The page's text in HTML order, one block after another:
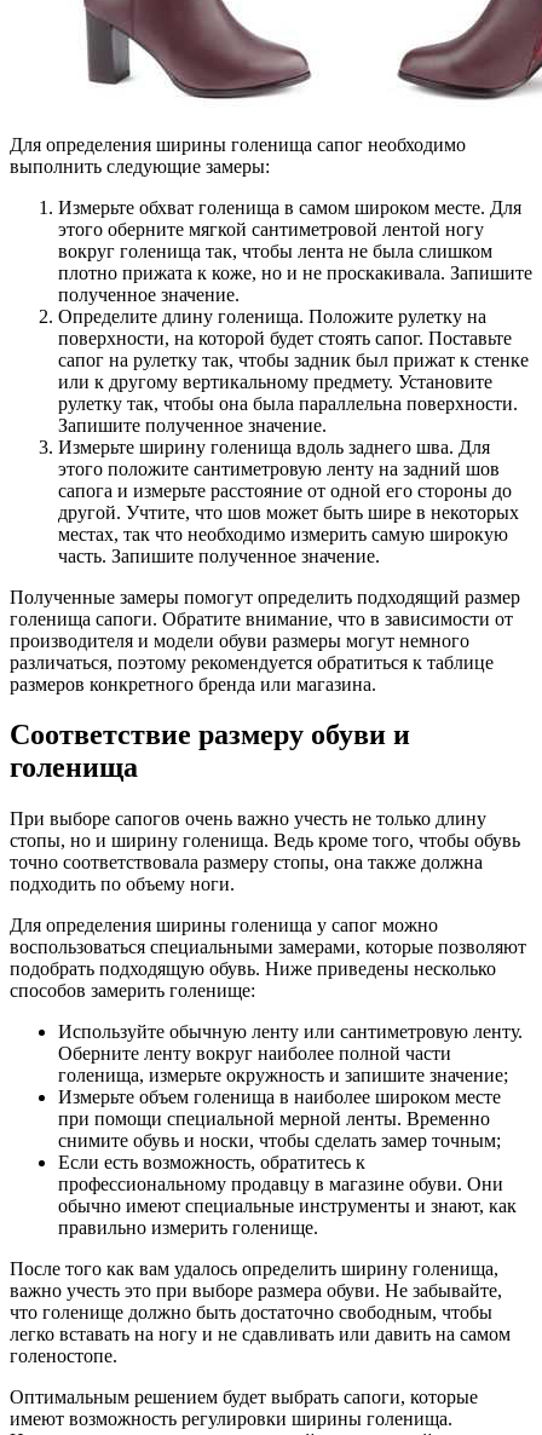
Для определения ширины голенища сапог необходимо
выполнить следующие замеры:
Измерьте обхват голенища в самом широком месте. Для
этого оберните мягкой сантиметровой лентой ногу
вокруг голенища так, чтобы лента не была слишком
плотно прижата к коже, но и не проскакивала. Запишите
полученное значение.
Определите длину голенища. Положите рулетку на
поверхности, на которой будет стоять сапог. Поставьте
сапог на рулетку так, чтобы задник был прижат к стенке
или к другому вертикальному предмету. Установите
рулетку так, чтобы она была параллельна поверхности.
Запишите полученное значение.
Измерьте ширину голенища вдоль заднего шва. Для
этого положите сантиметровую ленту на задний шов
сапога и измерьте расстояние от одной его стороны до
другой. Учтите, что шов может быть шире в некоторых
местах, так что необходимо измерить самую широкую
часть. Запишите полученное значение.
Полученные замеры помогут определить подходящий размер
голенища сапоги. Обратите внимание, что в зависимости от
производителя и модели обуви размеры могут немного
различаться, поэтому рекомендуется обратиться к таблице
размеров конкретного бренда или магазина.
Соответствие размеру обуви и
голенища
При выборе сапогов очень важно учесть не только длину
стопы, но и ширину голенища. Ведь кроме того, чтобы обувь
точно соответствовала размеру стопы, она также должна
подходить по объему ноги.
Для определения ширины голенища у сапог можно
воспользоваться специальными замерами, которые позволяют
подобрать подходящую обувь. Ниже приведены несколько
способов замерить голенище:
Используйте обычную ленту или сантиметровую ленту.
Оберните ленту вокруг наиболее полной части
голенища, измерьте окружность и запишите значение;
Измерьте объем голенища в наиболее широком месте
при помощи специальной мерной ленты. Временно
снимите обувь и носки, чтобы сделать замер точным;
Если есть возможность, обратитесь к
профессиональному продавцу в магазине обуви. Они
обычно имеют специальные инструменты и знают, как
правильно измерить голенище.
После того как вам удалось определить ширину голенища,
важно учесть это при выборе размера обуви. Не забывайте,
что голенище должно быть достаточно свободным, чтобы
легко вставать на ногу и не сдавливать или давить на самом
голеностопе.
Оптимальным решением будет выбрать сапоги, которые
имеют возможность регулировки ширины голенища.